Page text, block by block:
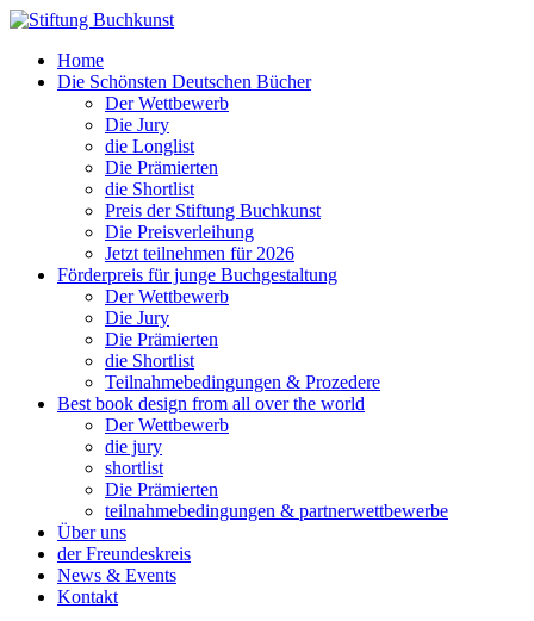
Home
Die Schönsten Deutschen Bücher
Der Wettbewerb
Die Jury
die Longlist
Die Prämierten
die Shortlist
Preis der Stiftung Buchkunst
Die Preisverleihung
Jetzt teilnehmen für 2026
Förderpreis für junge Buchgestaltung
Der Wettbewerb
Die Jury
Die Prämierten
die Shortlist
Teilnahmebedingungen & Prozedere
Best book design from all over the world
Der Wettbewerb
die jury
shortlist
Die Prämierten
teilnahmebedingungen & partnerwettbewerbe
Über uns
der Freundeskreis
News & Events
Kontakt